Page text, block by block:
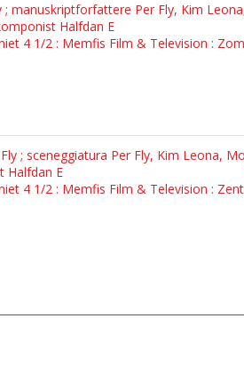
manuskriptforfattere Per Fly, Kim
Halfdan E
4 1/2 : Memfis Film & Television :
; sceneggiatura Per Fly, Kim Leona,
Halfdan E
4 1/2 : Memfis Film & Television :